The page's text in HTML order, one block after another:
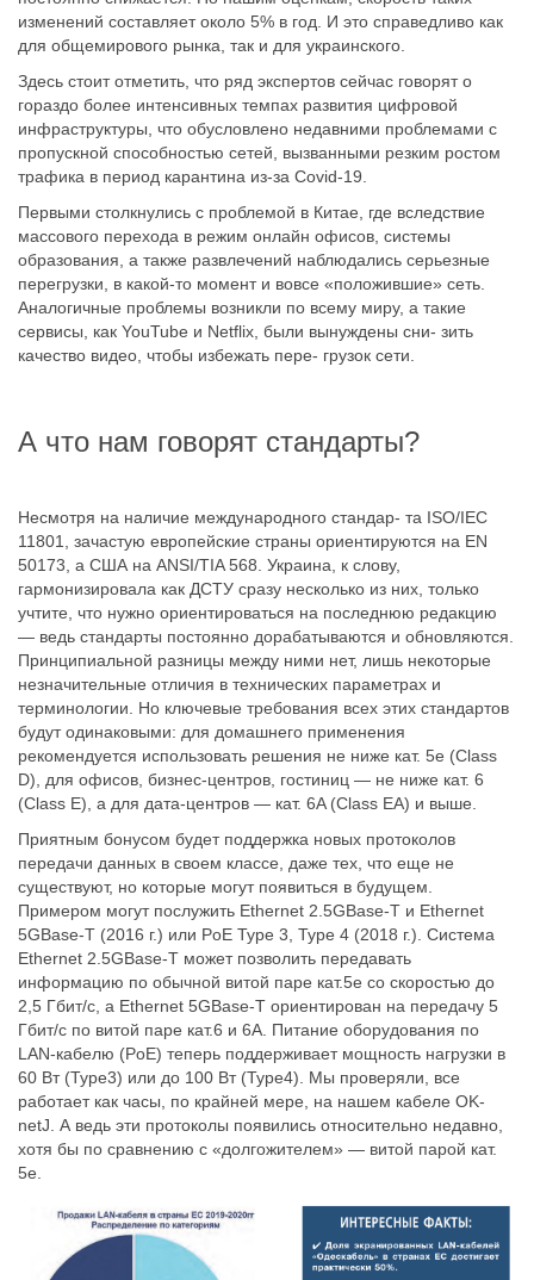
изменений составляет около 5% в год. И это справедливо как
для общемирового рынка, так и для украинского.
Здесь стоит отметить, что ряд экспертов сейчас говорят о
гораздо более интенсивных темпах развития цифровой
инфраструктуры, что обусловлено недавними проблемами с
пропускной способностью сетей, вызванными резким ростом
трафика в период карантина из-за Covid-19.
Первыми столкнулись с проблемой в Китае, где вследствие
массового перехода в режим онлайн офисов, системы
образования, а также развлечений наблюдались серьезные
перегрузки, в какой-то момент и вовсе «положившие» сеть.
Аналогичные проблемы возникли по всему миру, а такие
сервисы, как YouTube и Netflix, были вынуждены сни- зить
качество видео, чтобы избежать пере- грузок сети.
А что нам говорят стандарты?
Несмотря на наличие международного стандар- та ISO/IEC
11801, зачастую европейские страны ориентируются на EN
50173, а США на ANSI/TIA 568. Украина, к слову,
гармонизировала как ДСТУ сразу несколько из них, только
учтите, что нужно ориентироваться на последнюю редакцию
— ведь стандарты постоянно дорабатываются и обновляются.
Принципиальной разницы между ними нет, лишь некоторые
незначительные отличия в технических параметрах и
терминологии. Но ключевые требования всех этих стандартов
будут одинаковыми: для домашнего применения
рекомендуется использовать решения не ниже кат. 5е (Class
D), для офисов, бизнес-центров, гостиниц — не ниже кат. 6
(Class E), а для дата-центров — кат. 6A (Class EA) и выше.
Приятным бонусом будет поддержка новых протоколов
передачи данных в своем классе, даже тех, что еще не
существуют, но которые могут появиться в будущем.
Примером могут послужить Ethernet 2.5GBase-T и Ethernet
5GBase-T (2016 г.) или PoE Type 3, Type 4 (2018 г.). Система
Ethernet 2.5GBase-T может позволить передавать
информацию по обычной витой паре кат.5е со скоростью до
2,5 Гбит/c, а Ethernet 5GBase-T ориентирован на передачу 5
Гбит/с по витой паре кат.6 и 6A. Питание оборудования по
LAN-кабелю (PoE) теперь поддерживает мощность нагрузки в
60 Вт (Type3) или до 100 Вт (Type4). Мы проверяли, все
работает как часы, по крайней мере, на нашем кабеле OK-
netJ. А ведь эти протоколы появились относительно недавно,
хотя бы по сравнению с «долгожителем» — витой парой кат.
5е.